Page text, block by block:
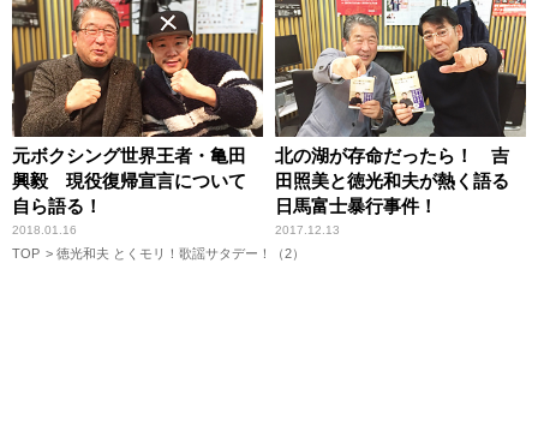
元ボクシング世界王者・亀田
興毅 現役復帰宣言について
自ら語る！
2018.01.16
北の湖が存命だったら！ 吉
田照美と徳光和夫が熱く語る
日馬富士暴行事件！
2017.12.13
TOP 徳光和夫 とくモリ！歌謡サタデー！（2）